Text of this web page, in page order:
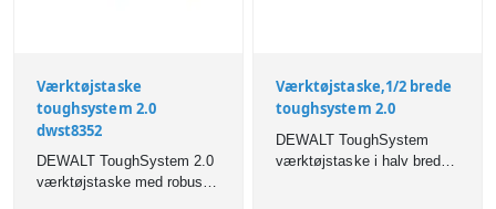
Værktøjstaske
toughsystem 2.0
dwst8352
DEWALT ToughSystem 2.0
værktøjstaske med robust
Værktøjstaske,1/2 brede
toughsystem 2.0
DEWALT ToughSystem
værktøjstaske i halv bredde